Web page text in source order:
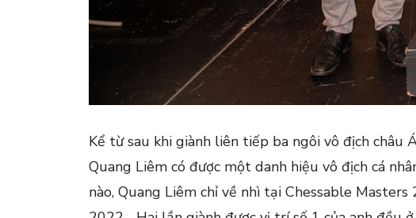
Kể từ sau khi giành liên tiếp ba ngôi vô địch châu
Quang Liêm có được một danh hiệu vô địch cá
nào, Quang Liêm chỉ về nhì tại Chessable